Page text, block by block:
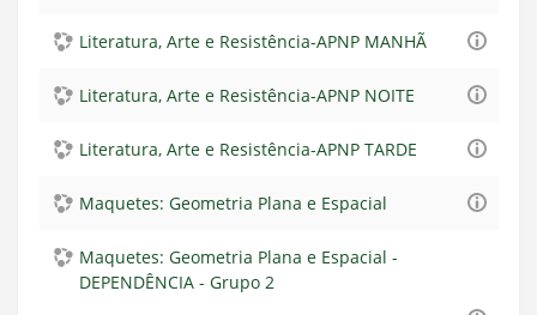
Literatura, Arte e Resistência-APNP MANHÃ
Literatura, Arte e Resistência-APNP NOITE
Literatura, Arte e Resistência-APNP TARDE
Maquetes: Geometria Plana e Espacial
Maquetes: Geometria Plana e Espacial -
DEPENDÊNCIA - Grupo 2